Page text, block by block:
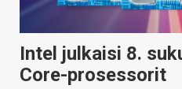
Intel julkaisi 8.
Core-prosessorit